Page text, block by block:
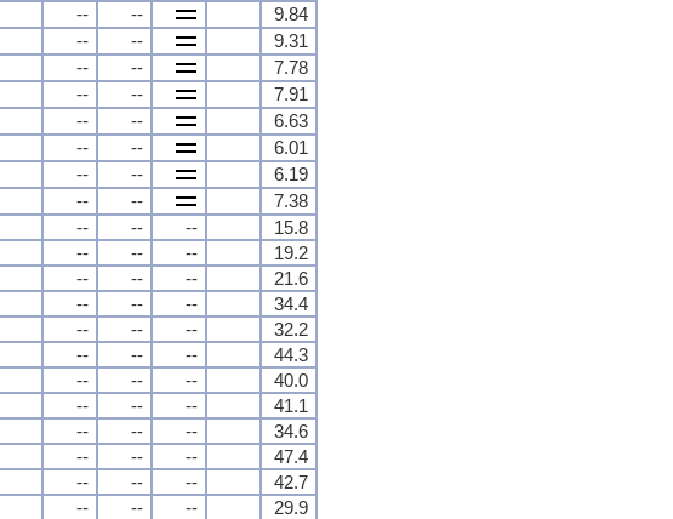
-- --
9.84
-- --
9.31
-- --
7.78
-- --
7.91
-- --
6.63
-- --
6.01
-- --
6.19
-- --
7.38
-- -- --
15.8
-- -- --
19.2
-- -- --
21.6
-- -- --
34.4
-- -- --
32.2
-- -- --
44.3
-- -- --
40.0
-- -- --
41.1
-- -- --
34.6
-- -- --
47.4
-- -- --
42.7
-- -- --
29.9